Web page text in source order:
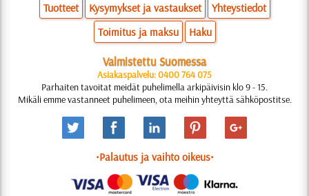
Tuotteet Kysymykset ja vastaukset
Yhteystiedot
Toimitus ja maksu
Haku
Valmistettu Suomessa
Asiakaspalvelu: 0400 764 075
Parhaiten tavoitat meidät puhelimella arkipäivisin klo 9 - 15.
Mikäli emme vastanneet puhelimeen, ota meihin yhteyttä sähköpostitse.
•Palautus ja vaihto oikeus•